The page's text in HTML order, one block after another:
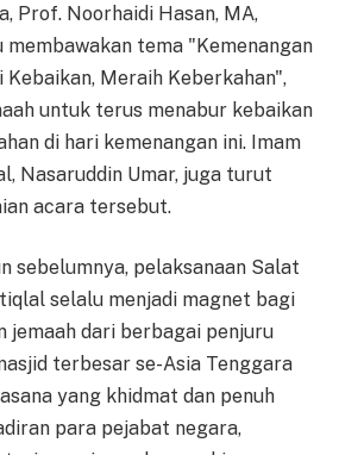
Prof. Noorhaidi Hasan, MA,
membawakan tema "Kemenangan
Meraih Keberkahan",
untuk terus menabur kebaikan
di hari kemenangan ini. Imam
Nasaruddin Umar, juga turut
acara tersebut.
sebelumnya, pelaksanaan Salat
selalu menjadi magnet bagi
jemaah dari berbagai penjuru
terbesar se-Asia Tenggara
yang khidmat dan penuh
para pejabat negara,